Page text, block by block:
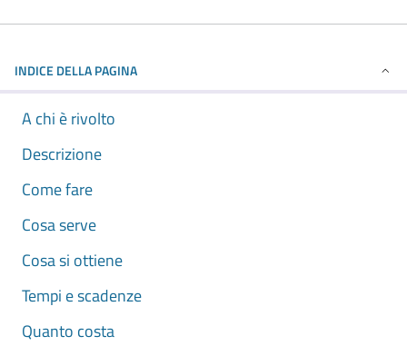
INDICE DELLA PAGINA
A chi è rivolto
Descrizione
Come fare
Cosa serve
Cosa si ottiene
Tempi e scadenze
Quanto costa